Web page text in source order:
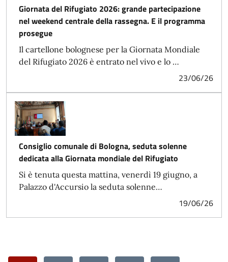
Giornata del Rifugiato 2026: grande partecipazione
nel weekend centrale della rassegna. E il programma
prosegue
Il cartellone bolognese per la Giornata Mondiale
del Rifugiato 2026 è entrato nel vivo e lo …
23/06/26
Consiglio comunale di Bologna, seduta solenne
dedicata alla Giornata mondiale del Rifugiato
Si è tenuta questa mattina, venerdì 19 giugno, a
Palazzo d'Accursio la seduta solenne…
19/06/26